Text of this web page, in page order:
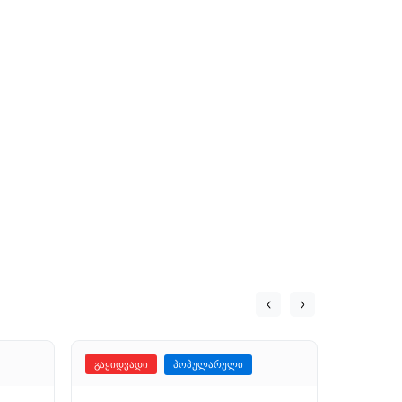
გაყიდვადი პოპულარული